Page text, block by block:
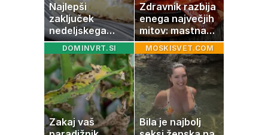
Najlepši
zaključek
nedeljskega
kosila: 8 sladic
brez peke, ki se
jih vsi veselijo
Zdravnik razbija
enega največjih
mitov: mastna
jetra ne
nastanejo zaradi
slanine, temveč
zaradi živila, ki
ga imamo vsi
radi
DOMINVRT.SI
Zakaj vaš
MOSKISVET.COM
Bila je najbolj